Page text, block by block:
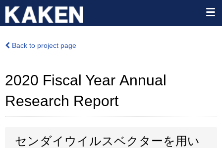
Back to project page
2020 Fiscal Year Annual
Research Report
センダイウイルスベクターを用い